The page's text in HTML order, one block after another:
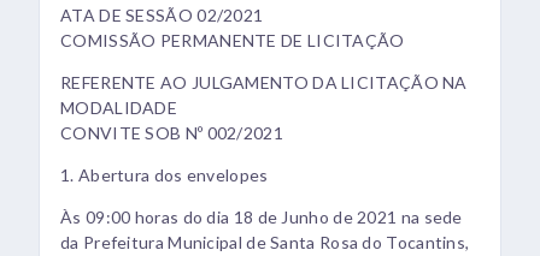
ATA DE SESSÃO 02/2021
COMISSÃO PERMANENTE DE LICITAÇÃO
REFERENTE AO JULGAMENTO DA LICITAÇÃO NA
MODALIDADE
CONVITE SOB Nº 002/2021
1. Abertura dos envelopes
Às 09:00 horas do dia 18 de Junho de 2021 na sede
da Prefeitura Municipal de Santa Rosa do Tocantins,